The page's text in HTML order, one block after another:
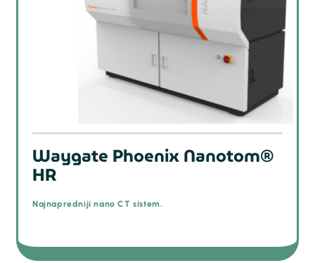
Waygate Phoenix Nanotom®
HR
Najnapredniji nano CT sistem.